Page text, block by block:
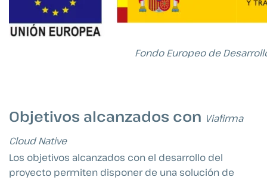
Fondo Europeo de
Objetivos alcanzados con Viafirma
Cloud Native
Los objetivos alcanzados con el desarrollo del
proyecto permiten disponer de una solución de